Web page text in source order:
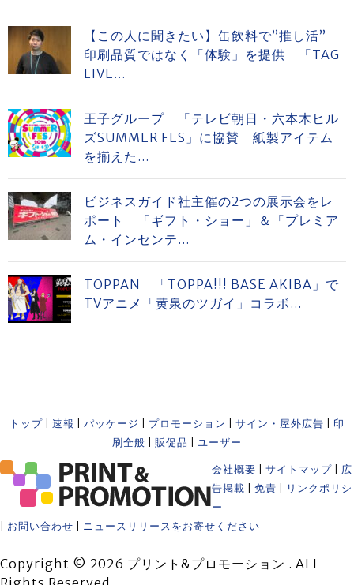
【この人に聞きたい】缶飲料で”推し活”
印刷品質ではなく「体験」を提供 「TAG
LIVE...
王子グループ 「テレビ朝日・六本木ヒル
ズSUMMER FES」に協賛 紙製アイテム
を揃えた...
ビジネスガイド社主催の2つの展示会をレ
ポート 「ギフト・ショー」＆「プレミア
ム・インセンテ...
TOPPAN 「TOPPA!!! BASE AKIBA」で
TVアニメ「黄泉のツガイ」コラボ...
トップ 速報 パッケージ プロモーション サイン・屋外広告
印
刷全般
販促品 ユーザー
会社概要 サイトマップ
広
告掲載
免責
リンクポリシ
ー
お問い合わせ ニュースリリースをお寄せください
Copyright © 2026 プリント&プロモーション . ALL